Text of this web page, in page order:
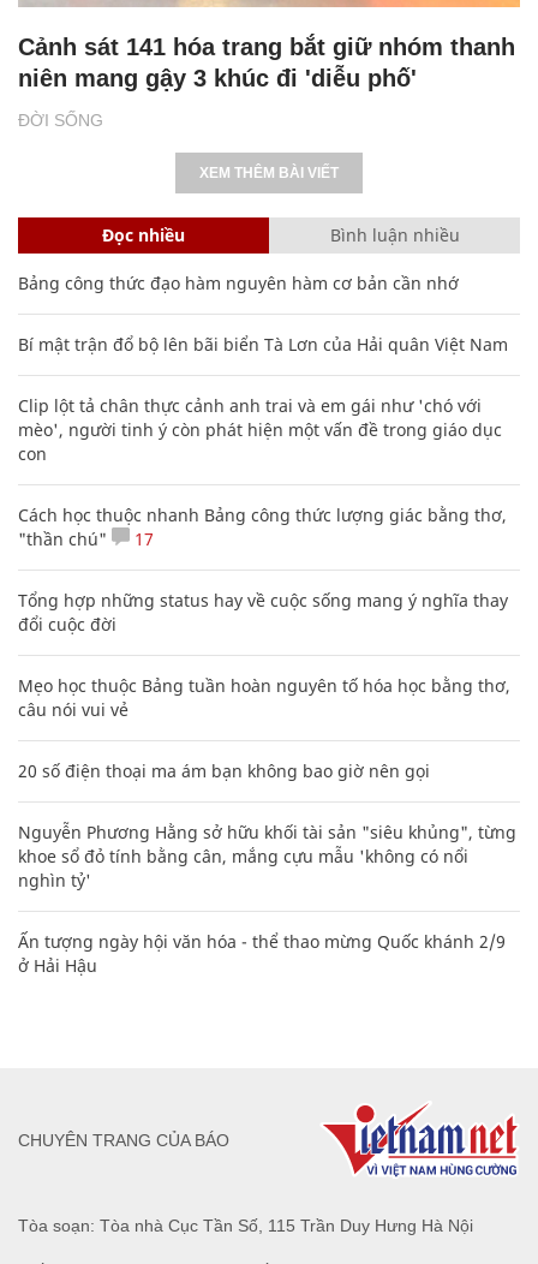
ĐỜI SỐNG
Cảnh sát 141 hóa trang bắt giữ nhóm thanh
niên mang gậy 3 khúc đi 'diễu phố'
XEM THÊM BÀI VIẾT
Đọc nhiều Bình luận nhiều
Bảng công thức đạo hàm nguyên hàm cơ bản cần nhớ
Bí mật trận đổ bộ lên bãi biển Tà Lơn của Hải quân Việt Nam
Clip lột tả chân thực cảnh anh trai và em gái như 'chó với
mèo', người tinh ý còn phát hiện một vấn đề trong giáo dục
con
Cách học thuộc nhanh Bảng công thức lượng giác bằng thơ,
"thần chú"
17
Tổng hợp những status hay về cuộc sống mang ý nghĩa thay
đổi cuộc đời
Mẹo học thuộc Bảng tuần hoàn nguyên tố hóa học bằng thơ,
câu nói vui vẻ
20 số điện thoại ma ám bạn không bao giờ nên gọi
Nguyễn Phương Hằng sở hữu khối tài sản "siêu khủng", từng
khoe sổ đỏ tính bằng cân, mắng cựu mẫu 'không có nổi
nghìn tỷ'
Ấn tượng ngày hội văn hóa - thể thao mừng Quốc khánh 2/9
ở Hải Hậu
Tòa soạn: Tòa nhà Cục Tần Số, 115 Trần Duy Hưng Hà Nội
CHUYÊN TRANG CỦA BÁO